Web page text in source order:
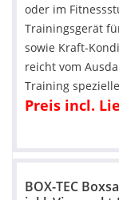
oder im
Trainingsgerät
sowie Kraft-
reicht vom
Training
Preis incl.
BOX-TEC